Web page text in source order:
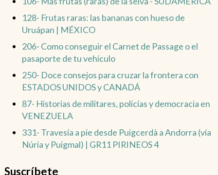
128- Frutas raras: las bananas con hueso de
Uruápan | MÉXICO
206- Como conseguir el Carnet de Passage o el
pasaporte de tu vehículo
250- Doce consejos para cruzar la frontera con
ESTADOS UNIDOS y CANADÁ
87- Historias de militares, policías y democracia en
VENEZUELA
331- Travesía a pie desde Puigcerdà a Andorra (vía
Núria y Puigmal) | GR11 PIRINEOS 4
Suscríbete